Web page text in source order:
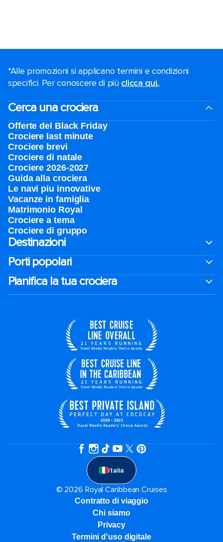
*Alle promozioni si applicano termini e condizioni
specifici. Per conoscere di più clicca qui..
Cerca una crociera
Offerte del Black Friday
Crociere last minute
Crociere brevi​
Crociere di natale​
Crociere 2026-2027
Guida alla crociera
Le navi piu innovative
Vacanze in famiglia
Matrimonio Royal
Crociere a tema
Crociere di gruppo
Destinazioni
Porti popolari
Pianifica la tua crociera
Italia
© 2026 Royal Caribbean Cruises
Contratto di viaggio
Chi siamo
Privacy
Termini d'uso digitale